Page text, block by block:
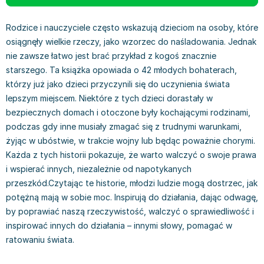
Książki: Prawo konstytucyjne
Książki: Prawo międzynarodowe
Książki: Prawo - orzecznictwo
Książki: Prawo pracy
Książki: Prawo Unii Europejskiej
Teksty aktów prawnych
Książki medyczne i naukowe
Chemia - książki
Książki o fizyce i astronomii
Geografia - książki
Inne
Książki do matematyki
Książki medyczne
Książki do nauk przyrodniczych
Technika, inżynieria, technologia - książki, podręczniki -
nauki ścisłe
Książki: Film, muzyka, teatr
Książki: Historia sztuki
Książki o architekturze
Książki: Sztuka użytkowa
Książki: Sztuki wizualne
Inne
Książki dla dzieci 3-5 lat
Książki: bajki dla dzieci 3-5 lat
Kolorowanki i książki do naklejania 3-5 lat
Książki do nauki języków obcych 3-5 lat
Książki do nauki pisania i liczenia 3-5 lat
Książki grające, z puzzlami i magnesami 3-5 lat
Kreatywne i aktywizujące książki dla dzieci 3-5 lat
Poznawanie świata dla dzieci 3-5 lat - książki
Książki o zainteresowaniach dla dzieci 3-5 lat
Książki dla dzieci 6-8 lat
Książki do nauki czytania 6-8 lat
Książki do nauki języków obcych 6-8 lat
Książki do nauki pisania i liczenia 6-8 lat
Kreatywne i aktywizujące książki dla dzieci 6-8 lat
Literatura dla dzieci 6-8 lat
Poznawanie świata dla dzieci 6-8 lat - książki
Książki: Zdrowie
Kuchnia i diety - książki
Autorskie książki kucharskie
Ciasta, desery, wypieki - książki
Diety, zdrowe żywienie - książki
Książki kucharskie
Kuchnia polska - książki
Napoje - książki
Książki: Poradniki
Inne
Książki: Dom, ogród - poradniki
Książki: Hobby - poradniki
Książki: Moda, uroda, savoir vivre - poradniki
Książki pamiątkowe
Pozostałe książki
Dean Koontz
Andrzej Sapkowski
Stephenie Meyer
Robert Ludlum
Maria Czubaszek
Nora Roberts
Mario Vargas Llosa
Katarzyna Grochola
Ewa Nowak
Robin Cook
Carlos Ruiz Zafon
Konrad Gaca
Jerzy Zięba
Jodi Picoult
Dorota Terakowska
Abbi Glines
Rodzice i nauczyciele często wskazują dzieciom na osoby, które
osiągnęły wielkie rzeczy, jako wzorzec do naśladowania. Jednak
nie zawsze łatwo jest brać przykład z kogoś znacznie
starszego. Ta książka opowiada o 42 młodych bohaterach,
którzy już jako dzieci przyczynili się do uczynienia świata
lepszym miejscem. Niektóre z tych dzieci dorastały w
bezpiecznych domach i otoczone były kochającymi rodzinami,
podczas gdy inne musiały zmagać się z trudnymi warunkami,
żyjąc w ubóstwie, w trakcie wojny lub będąc poważnie chorymi.
Każda z tych historii pokazuje, że warto walczyć o swoje prawa
i wspierać innych, niezależnie od napotykanych
przeszkód.Czytając te historie, młodzi ludzie mogą dostrzec, jak
potężną mają w sobie moc. Inspirują do działania, dając odwagę,
by poprawiać naszą rzeczywistość, walczyć o sprawiedliwość i
inspirować innych do działania – innymi słowy, pomagać w
ratowaniu świata.